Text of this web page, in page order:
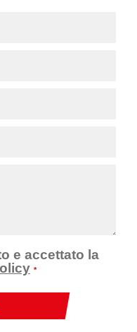
e accettato la
*